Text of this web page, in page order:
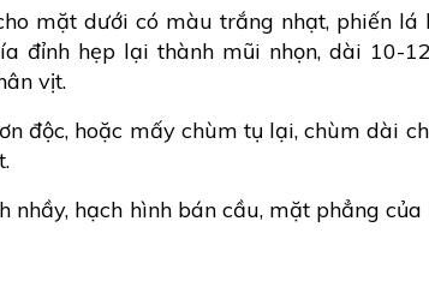
mặt dưới có màu trắng nhạt, phiến lá
đỉnh hẹp lại thành mũi nhọn, dài 10-
vịt.
độc, hoặc mấy chùm tụ lại, chùm dài
nhầy, hạch hình bán cầu, mặt phẳng của